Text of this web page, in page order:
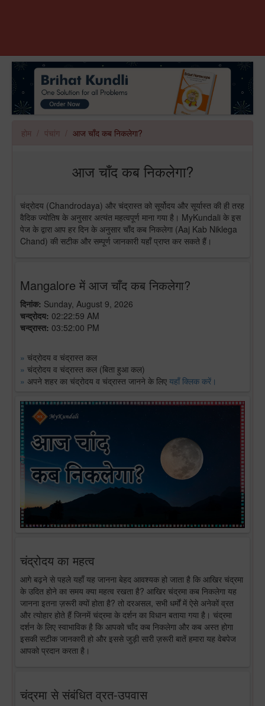
होम पंचांग आज चाँद कब निकलेगा?
आज चाँद कब निकलेगा?
चंद्रोदय (Chandrodaya) और चंद्रास्त को सूर्योदय और सूर्यास्त की ही तरह
वैदिक ज्योतिष के अनुसार अत्यंत महत्वपूर्ण माना गया है। MyKundali के इस
पेज के द्वारा आप हर दिन के अनुसार चाँद कब निकलेगा (Aaj Kab Niklega
Chand) की सटीक और सम्पूर्ण जानकारी यहाँ प्राप्त कर सकते हैं।
Mangalore में आज चाँद कब निकलेगा?
दिनांक: Sunday, August 9, 2026
चन्द्रोदय: 02:22:59 AM
चन्द्रास्त: 03:52:00 PM
» चंद्रोदय व चंद्रास्त कल
» चंद्रोदय व चंद्रास्त कल (बिता हुआ कल)
» अपने शहर का चंद्रोदय व चंद्रास्त जानने के लिए यहाँ क्लिक करें।
चंद्रोदय का महत्व
आगे बढ़ने से पहले यहाँ यह जानना बेहद आवश्यक हो जाता है कि आखिर चंद्रमा
के उदित होने का समय क्या महत्व रखता है? आखिर चंद्रमा कब निकलेगा यह
जानना इतना ज़रूरी क्यों होता है? तो दरअसल, सभी धर्मों में ऐसे अनेकों व्रत
और त्योहार होते हैं जिनमें चंद्रमा के दर्शन का विधान बताया गया है। चंद्रमा
दर्शन के लिए स्वाभाविक है कि आपको चाँद कब निकलेगा और कब अस्त होगा
इसकी सटीक जानकारी हो और इससे जुड़ी सारी ज़रूरी बातें हमारा यह वेबपेज
आपको प्रदान करता है।
चंद्रमा से संबंधित व्रत-उपवास